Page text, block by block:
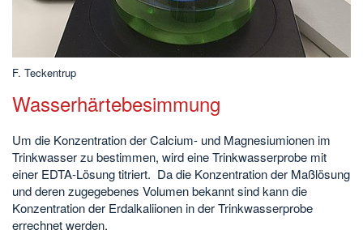
F. Teckentrup
Wasserhärtebesimmung
Um die Konzentration der Calcium- und Magnesiumionen im
Trinkwasser zu bestimmen, wird eine Trinkwasserprobe mit
einer EDTA-Lösung titriert. Da die Konzentration der Maßlösung
und deren zugegebenes Volumen bekannt sind kann die
Konzentration der Erdalkaliionen in der Trinkwasserprobe
errechnet werden.